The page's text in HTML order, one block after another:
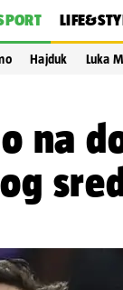
Hajduk Luka
na